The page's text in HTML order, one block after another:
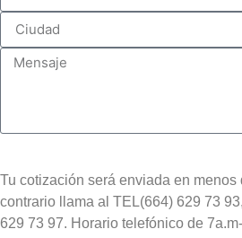
Tu cotización será enviada en menos
contrario llama al TEL(664) 629 73
629 73 97. Horario telefónico de